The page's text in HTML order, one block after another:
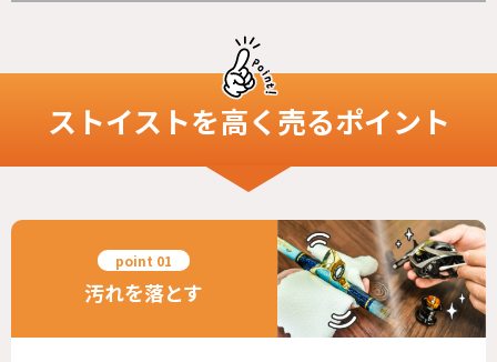
ストイストを高く売るポイント
汚れを落とす